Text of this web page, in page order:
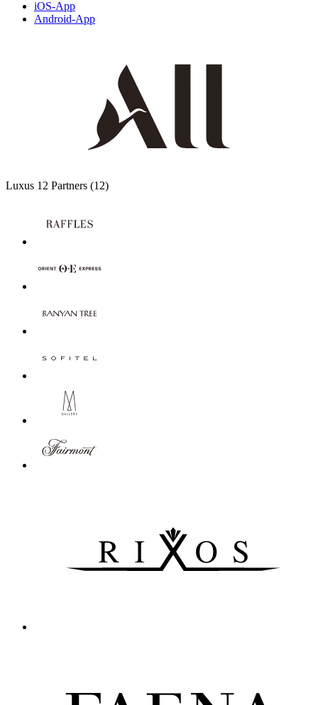
iOS-App
Android-App
Luxus 12 Partners (12)